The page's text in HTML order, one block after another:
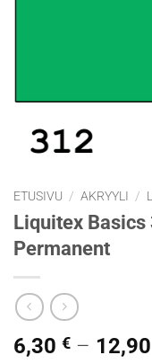
ETUSIVU / AKRYYLI /
Liquitex
Permanent
6,30 € – 12,90